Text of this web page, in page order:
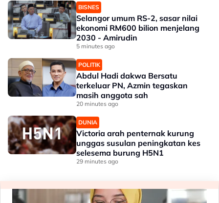
BISNES
Selangor umum RS-2, sasar nilai
ekonomi RM600 bilion menjelang
2030 - Amirudin
5 minutes ago
POLITIK
Abdul Hadi dakwa Bersatu
terkeluar PN, Azmin tegaskan
masih anggota sah
20 minutes ago
DUNIA
Victoria arah penternak kurung
unggas susulan peningkatan kes
selesema burung H5N1
29 minutes ago